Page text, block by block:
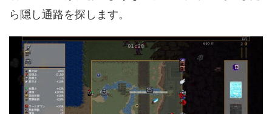
ら隠し通路を探します。